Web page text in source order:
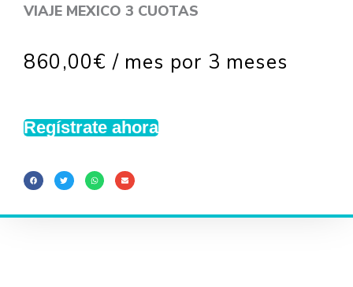
VIAJE MEXICO 3 CUOTAS
860,00€ / mes por 3 meses
VIAJE
3
CUOTAS
Regístrate ahora